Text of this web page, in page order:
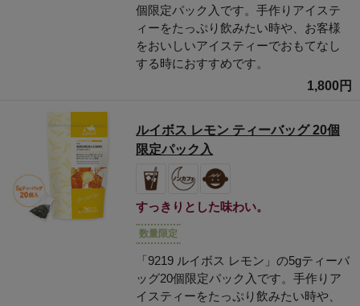
個限定パック入です。手作りアイステ
ィーをたっぷり飲みたい時や、お客様
をおいしいアイスティーでおもてなし
する時におすすめです。
1,800円
ルイボス レモン ティーバッグ 20個
限定パック入
すっきりとした味わい。
数量限定
「9219 ルイボス レモン」の5gティーバ
ッグ20個限定パック入です。手作りア
イスティーをたっぷり飲みたい時や、